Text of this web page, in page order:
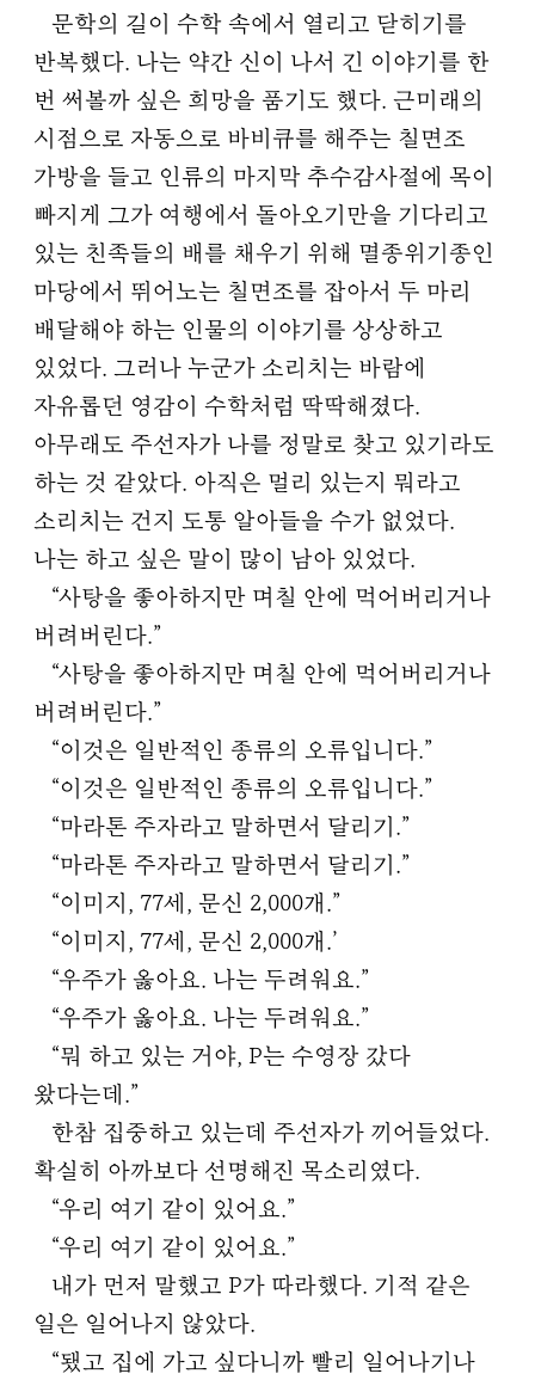
문학의 길이 수학 속에서 열리고 닫히기를
반복했다. 나는 약간 신이 나서 긴 이야기를 한
번 써볼까 싶은 희망을 품기도 했다. 근미래의
시점으로 자동으로 바비큐를 해주는 칠면조
가방을 들고 인류의 마지막 추수감사절에 목이
빠지게 그가 여행에서 돌아오기만을 기다리고
있는 친족들의 배를 채우기 위해 멸종위기종인
마당에서 뛰어노는 칠면조를 잡아서 두 마리
배달해야 하는 인물의 이야기를 상상하고
있었다. 그러나 누군가 소리치는 바람에
자유롭던 영감이 수학처럼 딱딱해졌다.
아무래도 주선자가 나를 정말로 찾고 있기라도
하는 것 같았다. 아직은 멀리 있는지 뭐라고
소리치는 건지 도통 알아들을 수가 없었다.
나는 하고 싶은 말이 많이 남아 있었다.
“사탕을 좋아하지만 며칠 안에 먹어버리거나
버려버린다.”
“사탕을 좋아하지만 며칠 안에 먹어버리거나
버려버린다.”
“이것은 일반적인 종류의 오류입니다.”
“이것은 일반적인 종류의 오류입니다.”
“마라톤 주자라고 말하면서 달리기.”
“마라톤 주자라고 말하면서 달리기.”
“이미지, 77세, 문신 2,000개.”
“이미지, 77세, 문신 2,000개.’
“우주가 옳아요. 나는 두려워요.”
“우주가 옳아요. 나는 두려워요.”
“뭐 하고 있는 거야, P는 수영장 갔다
왔다는데.”
한참 집중하고 있는데 주선자가 끼어들었다.
확실히 아까보다 선명해진 목소리였다.
“우리 여기 같이 있어요.”
“우리 여기 같이 있어요.”
내가 먼저 말했고 P가 따라했다. 기적 같은
일은 일어나지 않았다.
“됐고 집에 가고 싶다니까 빨리 일어나기나